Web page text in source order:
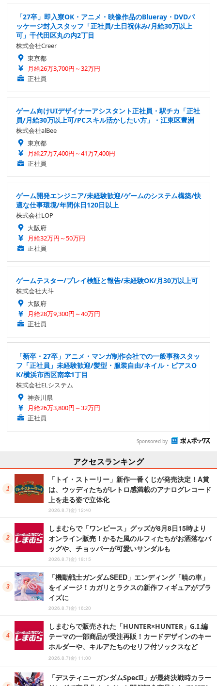
「27卒」即入寮OK・アニメ・映像作品のBlueray・DVDパ
ッケージ封入スタッフ「正社員/土日祝休み/月給30万以上
可」千代田区丸の内2丁目
株式会社Creer
東京都
月給26万3,700円～32万円
正社員
ゲーム向けUIデザイナーアシスタント正社員・駅チカ「正社
員/月給30万以上可/PCスキル活かしたい方」・江東区豊洲
株式会社alBee
東京都
月給27万7,400円～41万7,400円
正社員
ゲーム開発エンジニア/未経験歓迎/ゲームのシステム構築/快
適な仕事環境/年間休日120日以上
株式会社LOP
大阪府
月給32万円～50万円
正社員
ゲームテスター/プレイ検証と報告/未経験OK/月30万以上可
株式会社大斗
大阪府
月給28万9,300円～40万円
正社員
「新卒・27卒」アニメ・マンガ制作会社での一般事務スタッ
フ「正社員」未経験歓迎/髪型・服装自由/ネイル・ピアスO
K/横浜市西区南幸1丁目
株式会社ELシステム
神奈川県
月給26万3,800円～32万円
正社員
Sponsored by
アクセスランキング
「トイ・ストーリー」新作一番くじが発売決定！A賞
は、ウッディたちがレトロ感満載のアナログレコード
上を走る姿で立体化
2026.8.7(金) 12:40
しまむらで「ワンピース」グッズが8月8日15時より
オンライン販売！かるた風のルフィたちがお洒落なバ
ッグや、チョッパーが可愛いサンダルも
2026.8.7(金) 18:15
「機動戦士ガンダムSEED」エンディング「暁の車」
をイメージ！カガリとラクスの新作フィギュアがプラ
イズに
2026.8.7(金) 16:20
しまむらで販売された「HUNTER×HUNTER」G.I.編
テーマの一部商品が受注再販！カードデザインのキー
ホルダーや、キルアたちのセリフ付ソックスなど
2026.8.7(金) 11:00
「デスティニーガンダムSpecII」が最終決戦時カラー